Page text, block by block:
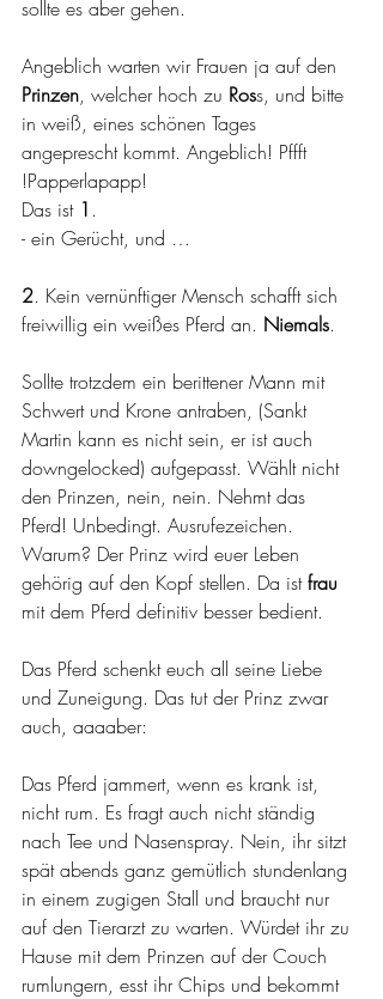
sollte es aber gehen.
Angeblich warten wir Frauen ja auf den
Prinzen, welcher hoch zu Ross, und bitte
in weiß, eines schönen Tages
angeprescht kommt. Angeblich! Pffft
!Papperlapapp!
Das ist 1 .
- ein Gerücht, und …
2. Kein vernünftiger Mensch schafft sich
freiwillig ein weißes Pferd an. Niemals.
Sollte trotzdem ein berittener Mann mit
Schwert und Krone antraben, (Sankt
Martin kann es nicht sein, er ist auch
downgelocked) aufgepasst. Wählt nicht
den Prinzen, nein, nein. Nehmt das
Pferd! Unbedingt. Ausrufezeichen.
Warum? Der Prinz wird euer Leben
gehörig auf den Kopf stellen. Da ist frau
mit dem Pferd definitiv besser bedient.
Das Pferd schenkt euch all seine Liebe
und Zuneigung. Das tut der Prinz zwar
auch, aaaaber:
Das Pferd jammert, wenn es krank ist,
nicht rum. Es fragt auch nicht ständig
nach Tee und Nasenspray. Nein, ihr sitzt
spät abends ganz gemütlich stundenlang
in einem zugigen Stall und braucht nur
auf den Tierarzt zu warten. Würdet ihr zu
Hause mit dem Prinzen auf der Couch
rumlungern, esst ihr Chips und bekommt